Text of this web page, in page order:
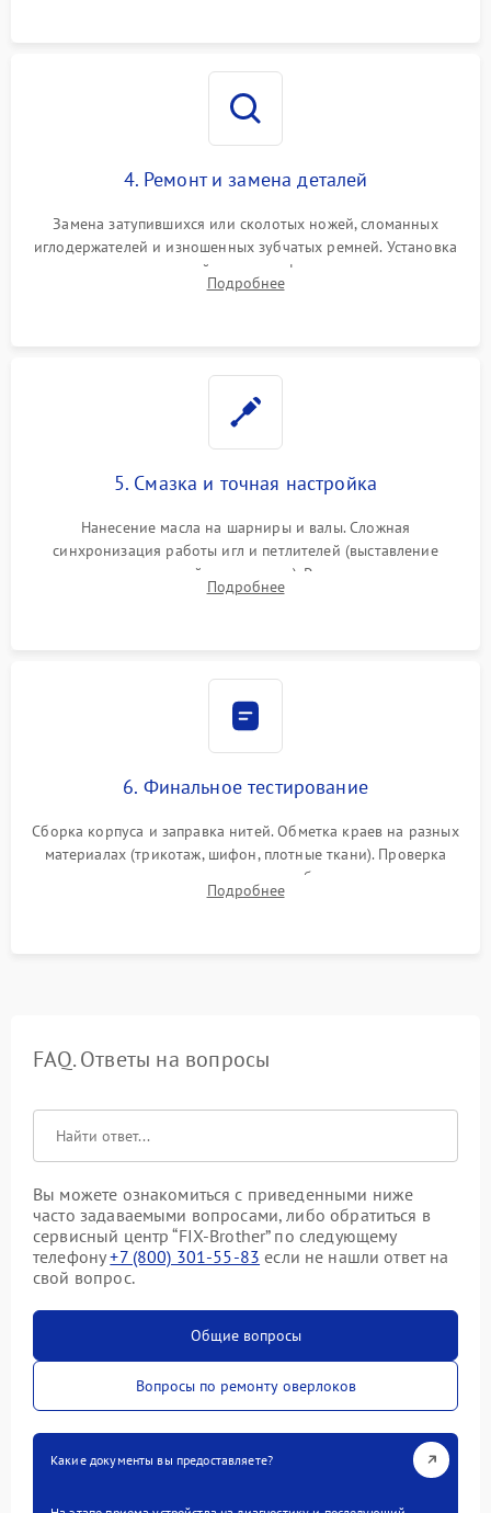
4. Ремонт и замена деталей
Замена затупившихся или сколотых ножей, сломанных
иглодержателей и изношенных зубчатых ремней. Установка
новых петлителей взамен деформированных.
Восстановление контактов в педали и цепях
Подробнее
5. Смазка и точная настройка
Нанесение масла на шарниры и валы. Сложная
синхронизация работы игл и петлителей (выставление
зазоров до сотых долей миллиметра). Регулировка прижима
ножей, ширины обметки и хода дифференциального
Подробнее
6. Финальное тестирование
Сборка корпуса и заправка нитей. Обметка краев на разных
материалах (трикотаж, шифон, плотные ткани). Проверка
ровности среза, эластичности шва, работы ролевого шва и
отсутствия стягивания или волнистости ткани.
Подробнее
FAQ. Ответы на вопросы
Вы можете ознакомиться с приведенными ниже
часто задаваемыми вопросами, либо обратиться в
сервисный центр “FIX-Brother” по следующему
телефону+7 (800) 301-55-83 если не нашли ответ на
свой вопрос.
Общие вопросы
Вопросы по ремонту оверлоков
Какие документы вы предоставляете?